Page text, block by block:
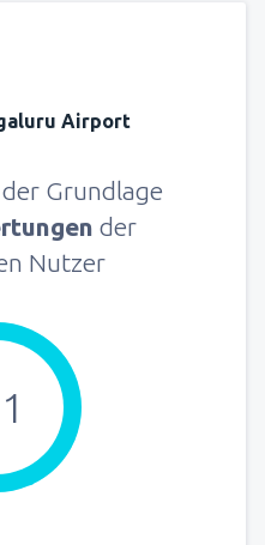
Airport
Grundlage
der
Nutzer